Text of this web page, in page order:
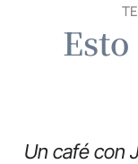
Un café con